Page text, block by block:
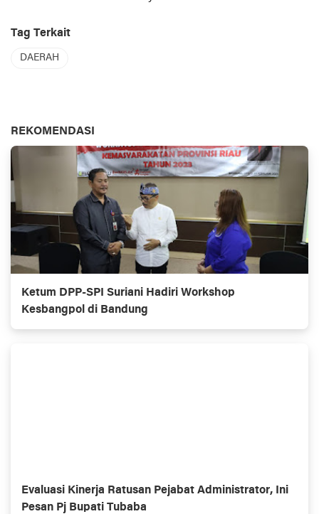
Tag Terkait
DAERAH
REKOMENDASI
Ketum DPP-SPI Suriani Hadiri Workshop
Kesbangpol di Bandung
Evaluasi Kinerja Ratusan Pejabat Administrator, Ini
Pesan Pj Bupati Tubaba